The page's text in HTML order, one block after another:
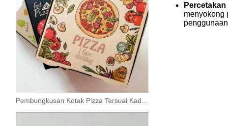
menyokong